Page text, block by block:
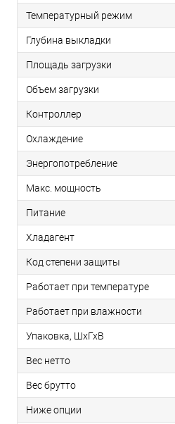
Температурный режим
Глубина выкладки
Площадь загрузки
Объем загрузки
Контроллер
Охлаждение
Энергопотребление
Макс. мощность
Питание
Хладагент
Код степени защиты
Работает при температуре
Работает при влажности
Упаковка, ШхГхВ
Вес нетто
Вес брутто
Ниже опции